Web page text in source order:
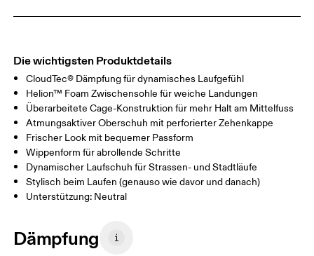
Die wichtigsten Produktdetails
CloudTec® Dämpfung für dynamisches Laufgefühl
Helion™ Foam Zwischensohle für weiche Landungen
Überarbeitete Cage-Konstruktion für mehr Halt am Mittelfuss
Atmungsaktiver Oberschuh mit perforierter Zehenkappe
Frischer Look mit bequemer Passform
Wippenform für abrollende Schritte
Dynamischer Laufschuh für Strassen- und Stadtläufe
Stylisch beim Laufen (genauso wie davor und danach)
Unterstützung: Neutral
Dämpfung